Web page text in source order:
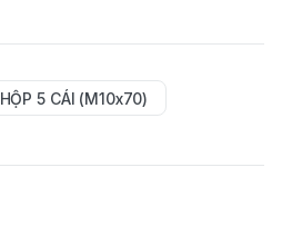
HỘP 5 CÁI (M10x70)